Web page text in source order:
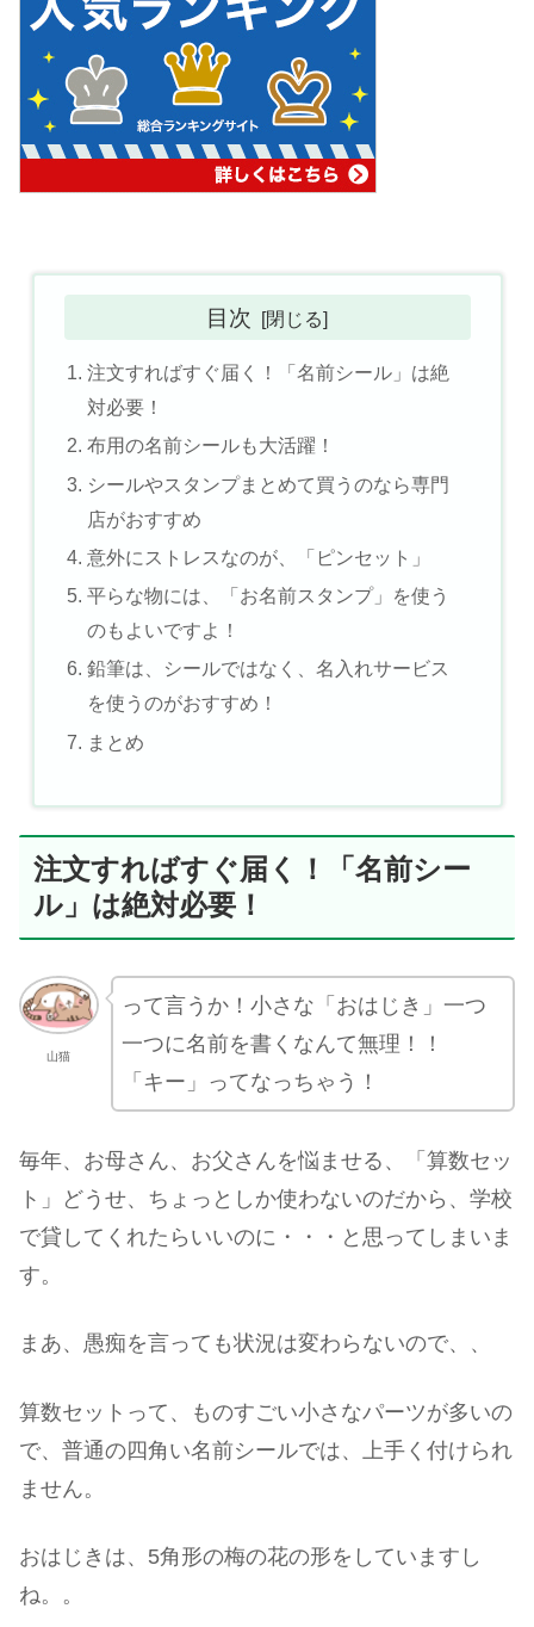
目次
注文すればすぐ届く！「名前シール」は絶
対必要！
布用の名前シールも大活躍！
シールやスタンプまとめて買うのなら専門
店がおすすめ
意外にストレスなのが、「ピンセット」
平らな物には、「お名前スタンプ」を使う
のもよいですよ！
鉛筆は、シールではなく、名入れサービス
を使うのがおすすめ！
まとめ
注文すればすぐ届く！「名前シー
ル」は絶対必要！
山猫
って言うか！小さな「おはじき」一つ
一つに名前を書くなんて無理！！
「キー」ってなっちゃう！
毎年、お母さん、お父さんを悩ませる、「算数セッ
ト」どうせ、ちょっとしか使わないのだから、学校
で貸してくれたらいいのに・・・と思ってしまいま
す。
まあ、愚痴を言っても状況は変わらないので、、
算数セットって、ものすごい小さなパーツが多いの
で、普通の四角い名前シールでは、上手く付けられ
ません。
おはじきは、5角形の梅の花の形をしていますし
ね。。